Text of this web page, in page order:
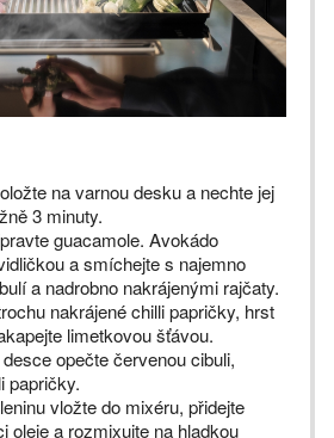
na varnou desku a nechte jej
3 minuty.
guacamole. Avokádo
a smíchejte s najemno
a nadrobno nakrájenými rajčaty.
nakrájené chilli papričky, hrst
limetkovou šťávou.
opečte červenou cibuli,
papričky.
vložte do mixéru, přidejte
oleje a rozmixujte na hladkou